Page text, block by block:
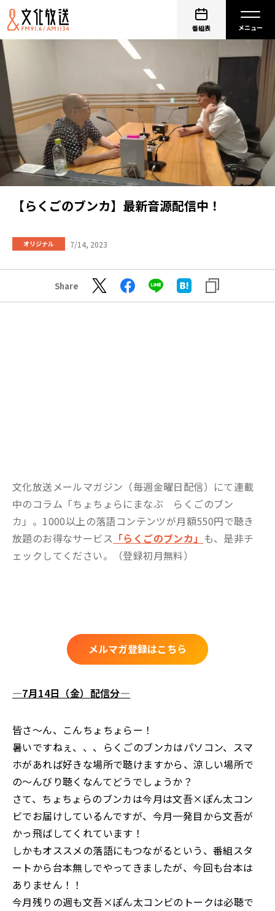
番組表
【らくごのブンカ】最新音源配信中！
オリジナル 7/14, 2023
Share
文化放送メールマガジン（毎週金曜日配信）にて連載
中のコラム「ちょちょらにまなぶ らくごのブン
カ」。1000以上の落語コンテンツが月額550円で聴き
放題のお得なサービス 「らくごのブンカ」 も、是非チ
ェックしてください。（登録初月無料）
メルマガ登録はこちら
―7月14日（金）配信分―
皆さ～ん、こんちょちょらー！
暑いですねぇ、、、らくごのブンカはパソコン、スマ
ホがあれば好きな場所で聴けますから、涼しい場所で
の～んびり聴くなんてどうでしょうか？
さて、ちょちょらのブンカは今月は文吾×ぽん太コン
ビでお届けしているんですが、今月一発目から文吾が
かっ飛ばしてくれています！
しかもオススメの落語にもつながるという、番組スタ
ートから台本無しでやってきましたが、今回も台本は
ありません！！
今月残りの週も文吾×ぽん太コンビのトークは必聴で